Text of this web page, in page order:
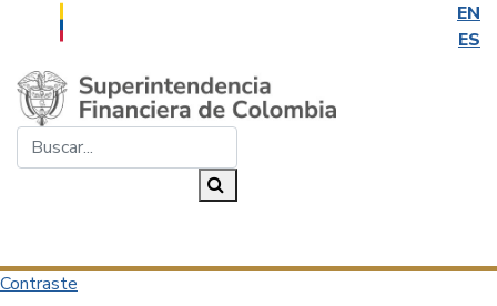
EN
ES
Saltar al contenido principal
Contraste